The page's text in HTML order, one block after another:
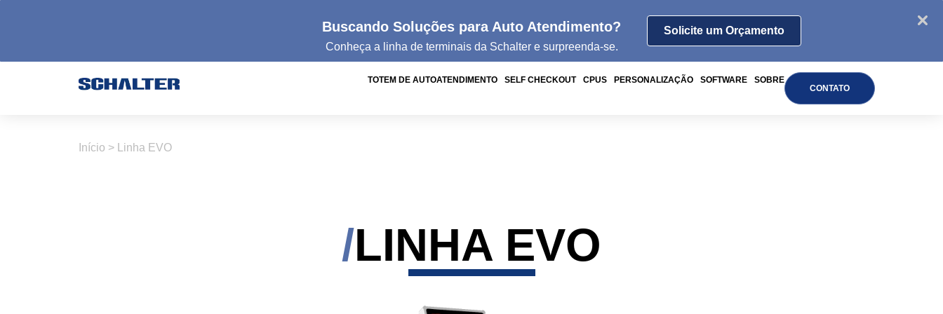
Buscando Soluções para Auto Atendimento?
Conheça a linha de terminais da Schalter e surpreenda-se.
Solicite um Orçamento
TOTEM DE AUTOATENDIMENTO SELF CHECKOUT CPUS PERSONALIZAÇÃO SOFTWARE
SOBRE
CONTATO
Início > Linha EVO
LINHA EVO